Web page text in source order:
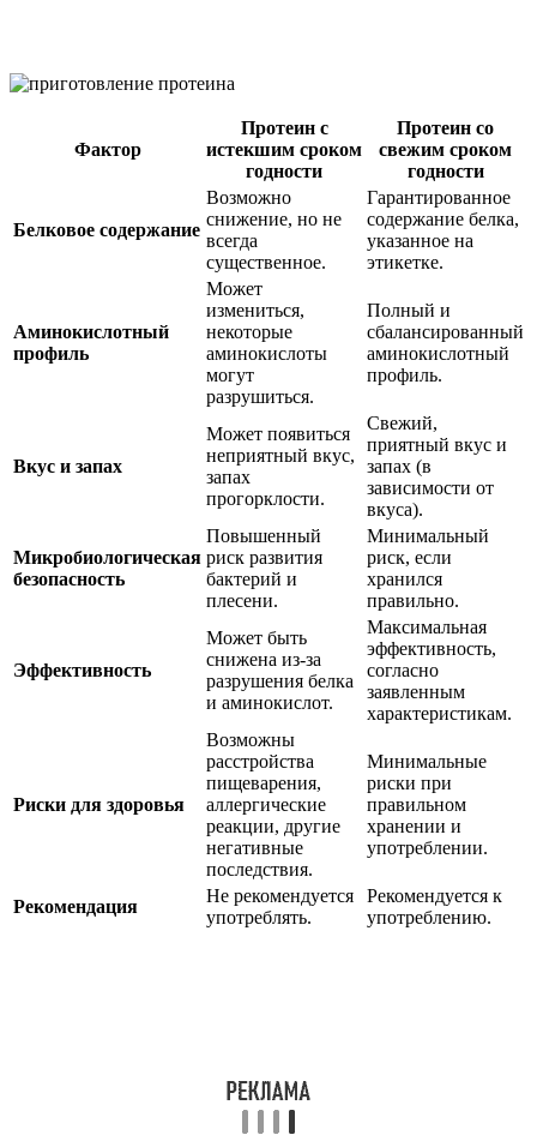
Фактор
Протеин с
истекшим сроком
годности
Протеин со
свежим сроком
годности
Белковое содержание
Возможно
снижение, но не
всегда
существенное.
Гарантированное
содержание белка,
указанное на
этикетке.
Аминокислотный
профиль
Может
измениться,
некоторые
аминокислоты
могут
разрушиться.
Полный и
сбалансированный
аминокислотный
профиль.
Вкус и запах
Может появиться
неприятный вкус,
запах
прогорклости.
Свежий,
приятный вкус и
запах (в
зависимости от
вкуса).
Микробиологическая
безопасность
Повышенный
риск развития
бактерий и
плесени.
Минимальный
риск, если
хранился
правильно.
Эффективность
Может быть
снижена из-за
разрушения белка
и аминокислот.
Максимальная
эффективность,
согласно
заявленным
характеристикам.
Риски для здоровья
Возможны
расстройства
пищеварения,
аллергические
реакции, другие
негативные
последствия.
Минимальные
риски при
правильном
хранении и
употреблении.
Рекомендация
Не рекомендуется
употреблять.
Рекомендуется к
употреблению.